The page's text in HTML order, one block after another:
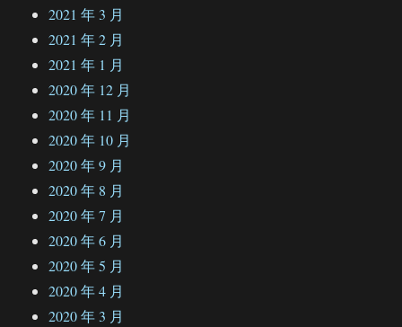
2021 年 3 月
2021 年 2 月
2021 年 1 月
2020 年 12 月
2020 年 11 月
2020 年 10 月
2020 年 9 月
2020 年 8 月
2020 年 7 月
2020 年 6 月
2020 年 5 月
2020 年 4 月
2020 年 3 月